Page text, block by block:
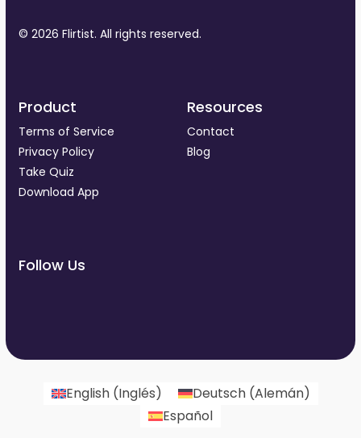
© 2026 Flirtist. All rights reserved.
Product
Terms of Service
Privacy Policy
Take Quiz
Download App
Resources
Contact
Blog
Follow Us
English(Inglés) Deutsch(Alemán)
Español